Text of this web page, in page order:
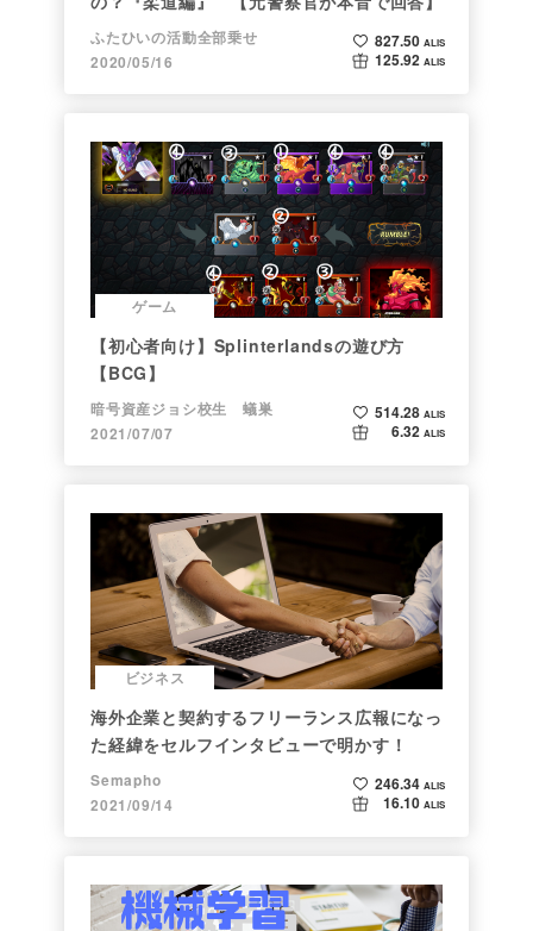
ふたひいの活動全部乗せ
2020/05/16
827.50 ALIS
125.92 ALIS
ゲーム
【初心者向け】Splinterlandsの遊び方
【BCG】
暗号資産ジョシ校生 蟻巣
2021/07/07
514.28 ALIS
6.32 ALIS
ビジネス
海外企業と契約するフリーランス広報になっ
た経緯をセルフインタビューで明かす！
Semapho
2021/09/14
246.34 ALIS
16.10 ALIS